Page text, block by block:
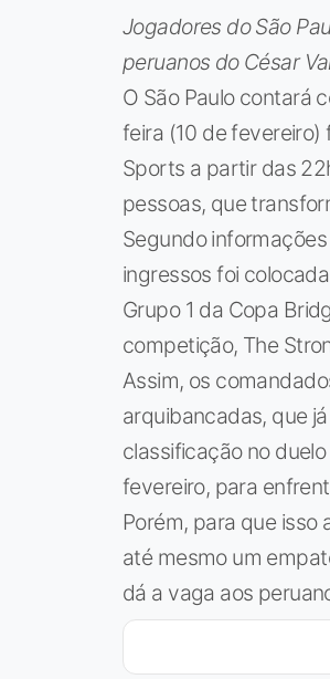
Jogadores do São
peruanos do César
O São Paulo contará
feira (10 de fevereiro)
Sports a partir das
pessoas, que
Segundo
ingressos foi
Grupo 1 da Copa
competição, The
Assim, os
arquibancadas, que
classificação no
fevereiro, para
Porém, para que isso
até mesmo um
dá a vaga aos